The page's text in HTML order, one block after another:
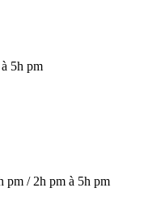
5h pm
pm / 2h pm à 5h pm